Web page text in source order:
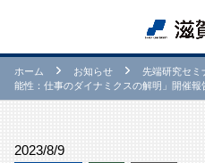
ホーム お知らせ
先端研究セミ
能性：仕事のダイナミクスの解明」開催報
2023/8/9